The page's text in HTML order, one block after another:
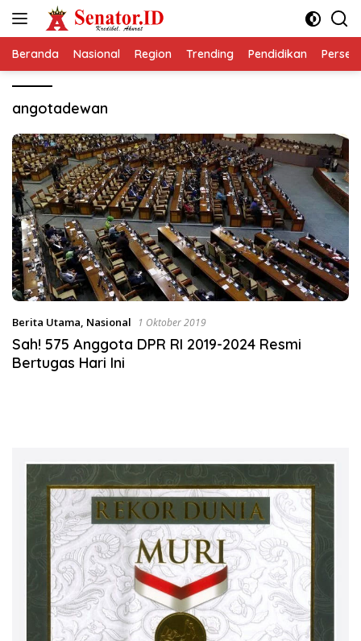
Beranda Nasional Region Trending Pendidikan
angotadewan
Berita Utama, Nasional 1 Oktober 2019
Sah! 575 Anggota DPR RI 2019-2024 Resmi
Bertugas Hari Ini